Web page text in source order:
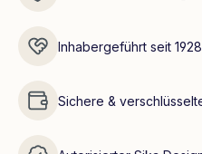
Inhabergeführt seit
Sichere &